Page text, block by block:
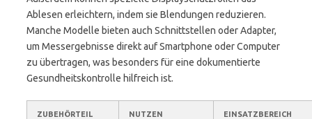
Ablesen erleichtern, indem sie Blendungen reduzieren.
Manche Modelle bieten auch Schnittstellen oder Adapter,
um Messergebnisse direkt auf Smartphone oder Computer
zu übertragen, was besonders für eine dokumentierte
Gesundheitskontrolle hilfreich ist.
ZUBEHÖRTEIL NUTZEN EINSATZBEREICH